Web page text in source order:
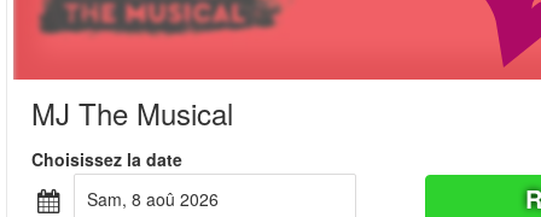
MJ The Musical
Choisissez la date
sam, 8 aoû 2026